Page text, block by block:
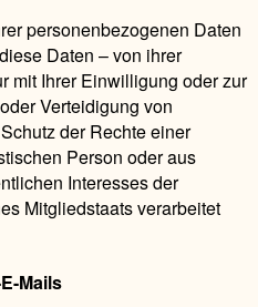
personenbezogenen Daten
Daten – von ihrer
mit Ihrer Einwilligung oder zur
Verteidigung von
der Rechte einer
Person oder aus
Interesses der
Mitgliedstaats verarbeitet
Mails